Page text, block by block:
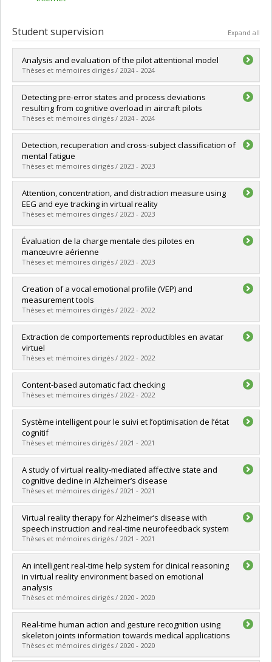
Student supervision Expand all
Analysis and evaluation of the pilot attentional model
Thèses et mémoires dirigés / 2024 - 2024
Graduate :Ghaderi, Maryam
Cycle :Master's
Grade :M. Sc.
Lien vers le document dans Papyrus
Detecting pre-error states and process deviations
resulting from cognitive overload in aircraft pilots
Thèses et mémoires dirigés / 2024 - 2024
Graduate :Pietracupa, Massimo
Cycle : Master's
Grade :M. Sc.
Lien vers le document dans Papyrus
Detection, recuperation and cross-subject classification of
mental fatigue
Thèses et mémoires dirigés / 2023 - 2023
Graduate :Hajj Assaf, Alyssa
Cycle :Master's
Grade :M. Sc.
Lien vers le document dans Papyrus
Attention, concentration, and distraction measure using
EEG and eye tracking in virtual reality
Thèses et mémoires dirigés / 2023 - 2023
Graduate :Zarour, Mahdi
Cycle :Master's
Grade :M. Sc.
Lien vers le document dans Papyrus
Évaluation de la charge mentale des pilotes en
manœuvre aérienne
Thèses et mémoires dirigés / 2023 - 2023
Graduate :Antoine, Maxime
Cycle :Master's
Grade :M.S.I.
Lien vers le document dans Papyrus
Creation of a vocal emotional profile (VEP) and
measurement tools
Thèses et mémoires dirigés / 2022 - 2022
Graduate :Aghajani, Mahsa
Cycle :
Grade :M. Sc.
Lien vers le document dans Papyrus
Extraction de comportements reproductibles en avatar
virtuel
Thèses et mémoires dirigés / 2022 - 2022
Graduate :Dare, Kodjine
Cycle : Master's
Grade :M. Sc.
Content-based automatic fact checking
Thèses et mémoires dirigés / 2022 - 2022
Graduate :Orthlieb, Teo
Cycle :Master's
Grade :M. Sc.
Lien vers le document dans Papyrus
Système intelligent pour le suivi et l’optimisation de l’état
cognitif
Thèses et mémoires dirigés / 2021 - 2021
Graduate :Ben Abdessalem, Hamdi
Cycle :Doctoral
Grade :Ph. D.
Lien vers le document dans Papyrus
A study of virtual reality-mediated affective state and
cognitive decline in Alzheimer’s disease
Thèses et mémoires dirigés / 2021 - 2021
Graduate :Byrns, Alexie
Cycle :Master's
Grade :M. Sc.
Lien vers le document dans Papyrus
Virtual reality therapy for Alzheimer’s disease with
speech instruction and real-time neurofeedback system
Thèses et mémoires dirigés / 2021 - 2021
Graduate :Ai, Yan
Cycle :Master's
Grade :M. Sc.
Lien vers le document dans Papyrus
An intelligent real-time help system for clinical reasoning
in virtual reality environment based on emotional
analysis
Thèses et mémoires dirigés / 2020 - 2020
Graduate :Ye, Qiang
Cycle :Master's
Grade :M. Sc.
Lien vers le document dans Papyrus
Real-time human action and gesture recognition using
skeleton joints information towards medical applications
Thèses et mémoires dirigés / 2020 - 2020